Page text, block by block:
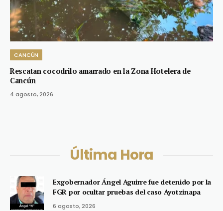
CANCÚN
Rescatan cocodrilo amarrado en la Zona Hotelera de
Cancún
4 agosto, 2026
Última Hora
Exgobernador Ángel Aguirre fue detenido por la
FGR por ocultar pruebas del caso Ayotzinapa
6 agosto, 2026